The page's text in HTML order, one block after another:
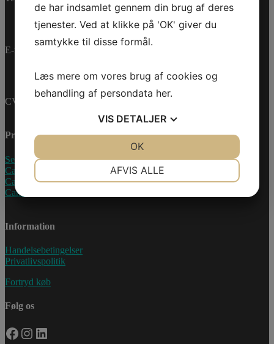
E-mail: info@jettrade.dk
CVR-nummer: 27233678
Produkter
Sea-Doo Vandscooter
Can-Am ATV
Can-Am UTV
Can-Am Roadster
Information
Handelsebetingelser
Privatlivspolitik
Fortryd køb
Følg os
Facebook
Instagram
LinkedIn
de har indsamlet gennem din brug af deres
tjenester. Ved at klikke på 'OK' giver du
samtykke til disse formål.
Læs mere om vores brug af cookies og
behandling af persondata her.
VIS DETALJER
AFVIS ALLE
OK